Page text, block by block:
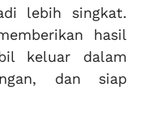
lebih singkat.
hasil
keluar dalam
dan siap